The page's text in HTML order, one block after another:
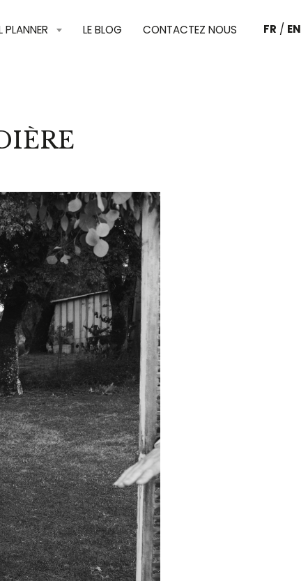
FR / EN
PLANNER LE BLOG CONTACTEZ NOUS